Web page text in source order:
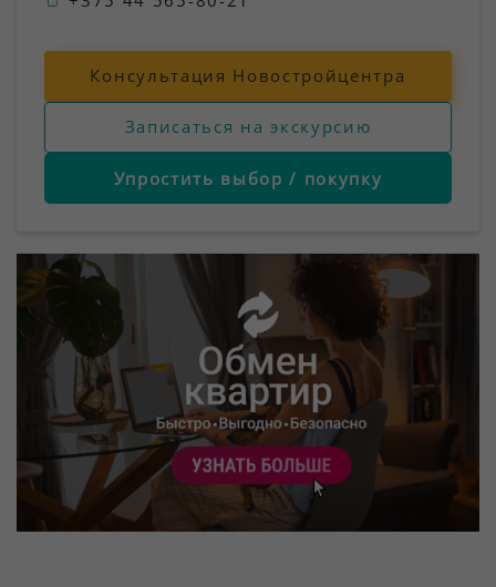
Консультация Новостройцентра
Записаться на экскурсию
Упростить выбор / покупку